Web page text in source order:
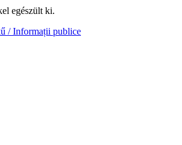
egészült ki.
/ Informații publice